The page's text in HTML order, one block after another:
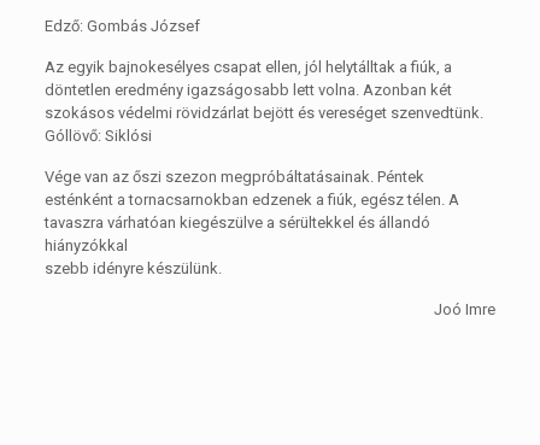
Edző: Gombás József
Az egyik bajnokesélyes csapat ellen, jól helytálltak a fiúk, a
döntetlen eredmény igazságosabb lett volna. Azonban két
szokásos védelmi rövidzárlat bejött és vereséget szenvedtünk.
Góllövő: Siklósi
Vége van az őszi szezon megpróbáltatásainak. Péntek
esténként a tornacsarnokban edzenek a fiúk, egész télen. A
tavaszra várhatóan kiegészülve a sérültekkel és állandó
hiányzókkal
szebb idényre készülünk.
Joó Imre